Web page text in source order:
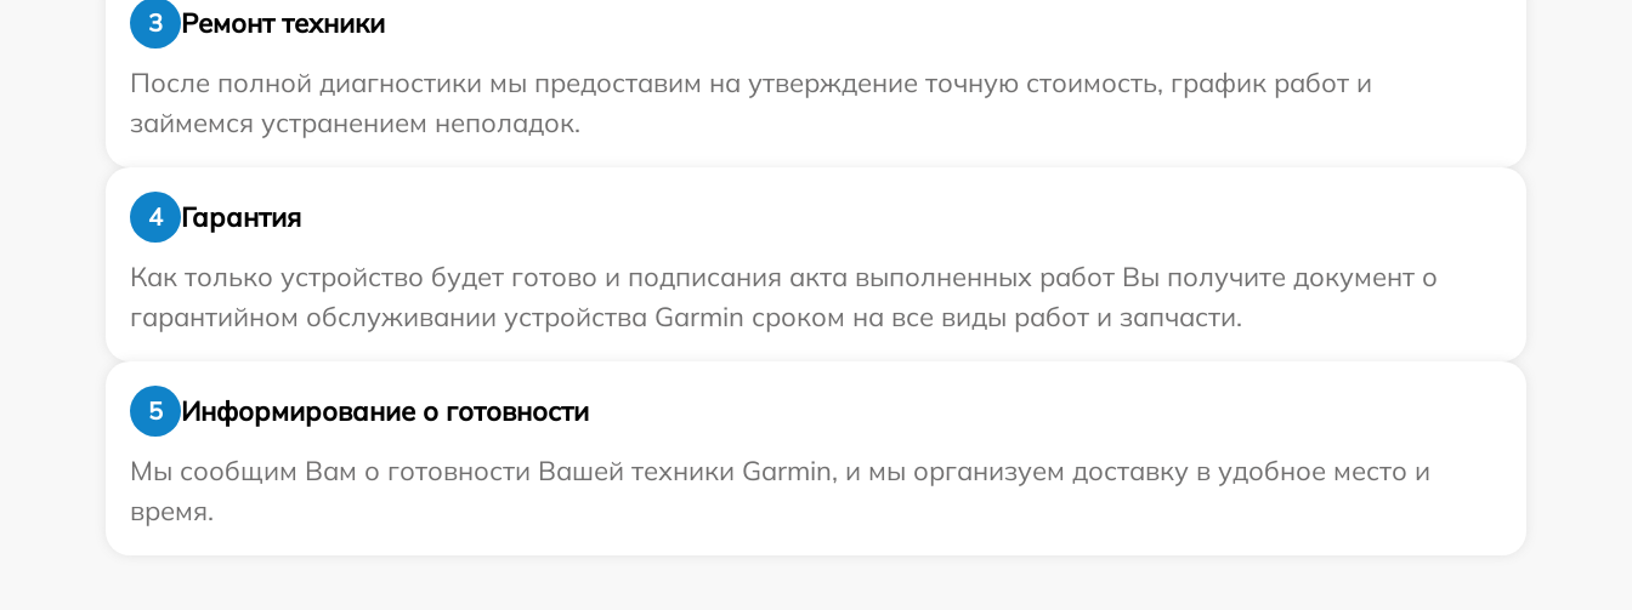
3
Ремонт техники
После полной диагностики мы предоставим на утверждение точную стоимость, график работ и
займемся устранением неполадок.
4
Гарантия
Как только устройство будет готово и подписания акта выполненных работ Вы получите документ о
гарантийном обслуживании устройства Garmin сроком на все виды работ и запчасти.
5
Информирование о готовности
Мы сообщим Вам о готовности Вашей техники Garmin, и мы организуем доставку в удобное место и
время.